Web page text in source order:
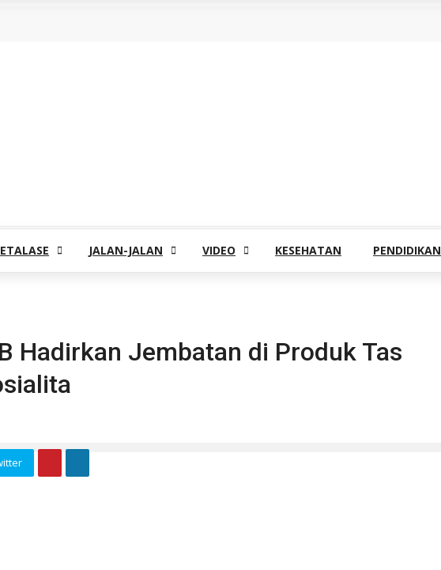
ETALASE JALAN-JALAN VIDEO KESEHATAN PENDIDIKAN
Hadirkan Jembatan di Produk Tas